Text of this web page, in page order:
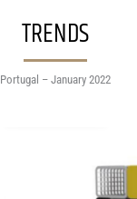
TRENDS
Portugal – January 2022